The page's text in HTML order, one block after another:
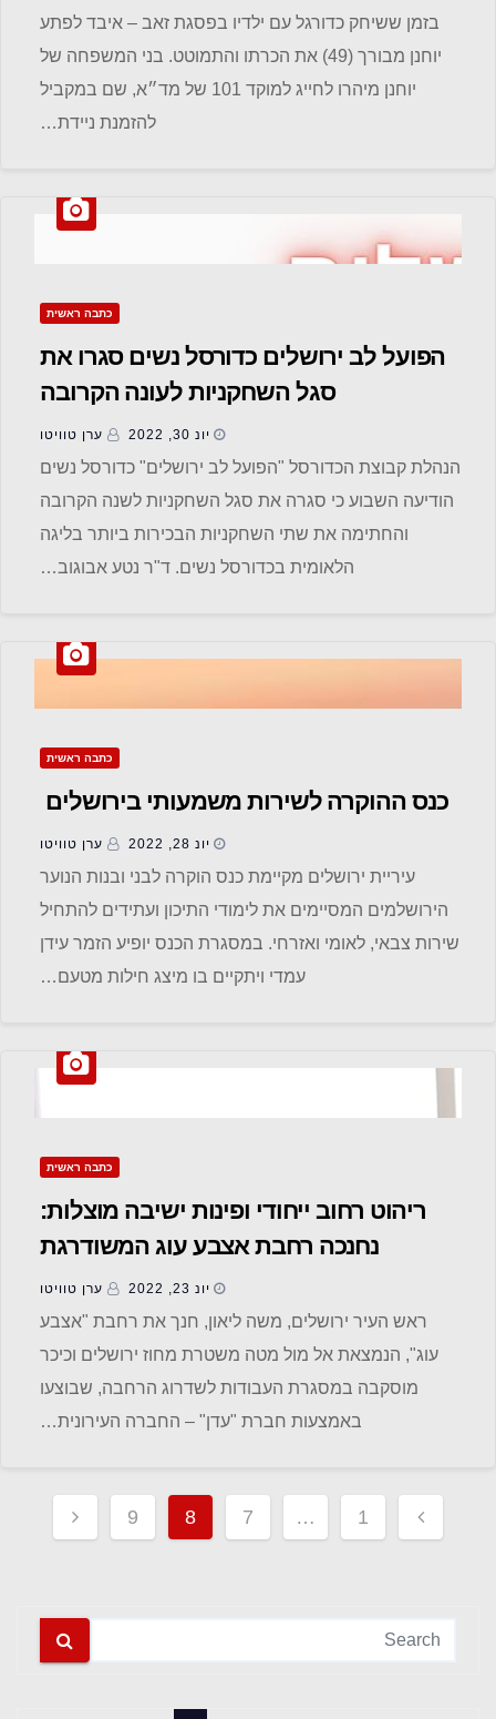
בזמן ששיחק כדורגל עם ילדיו בפסגת זאב – איבד לפתע
יוחנן מבורך (49) את הכרתו והתמוטט. בני המשפחה של
יוחנן מיהרו לחייג למוקד 101 של מד״א, שם במקביל
להזמנת ניידת…
כתבה ראשית
הפועל לב ירושלים כדורסל נשים סגרו את
סגל השחקניות לעונה הקרובה
יונ 30, 2022 ערן טוויטו
הנהלת קבוצת הכדורסל "הפועל לב ירושלים" כדורסל נשים
הודיעה השבוע כי סגרה את סגל השחקניות לשנה הקרובה
והחתימה את שתי השחקניות הבכירות ביותר בליגה
הלאומית בכדורסל נשים. ד"ר נטע אבוגוב…
כתבה ראשית
כנס ההוקרה לשירות משמעותי בירושלים
יונ 28, 2022 ערן טוויטו
עיריית ירושלים מקיימת כנס הוקרה לבני ובנות הנוער
הירושלמים המסיימים את לימודי התיכון ועתידים להתחיל
שירות צבאי, לאומי ואזרחי. במסגרת הכנס יופיע הזמר עידן
עמדי ויתקיים בו מיצג חילות מטעם…
כתבה ראשית
ריהוט רחוב ייחודי ופינות ישיבה מוצלות:
נחנכה רחבת אצבע עוג המשודרגת
יונ 23, 2022 ערן טוויטו
ראש העיר ירושלים, משה ליאון, חנך את רחבת "אצבע
עוג", הנמצאת אל מול מטה משטרת מחוז ירושלים וכיכר
מוסקבה במסגרת העבודות לשדרוג הרחבה, שבוצעו
באמצעות חברת "עדן" – החברה העירונית…
Posts
pagination
1
…
7
8
9